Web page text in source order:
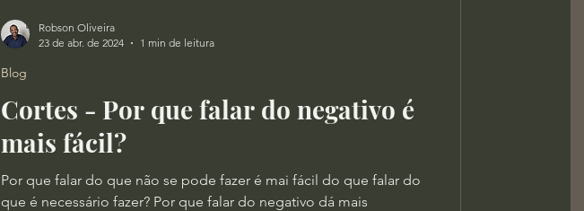
Cortes - Por que falar do negativo é
mais fácil?
Por que falar do que não se pode fazer é mai fácil do que falar do
que é necessário fazer? Por que falar do negativo dá mais
Blog
Robson Oliveira
23 de abr. de 2024
1 min de leitura